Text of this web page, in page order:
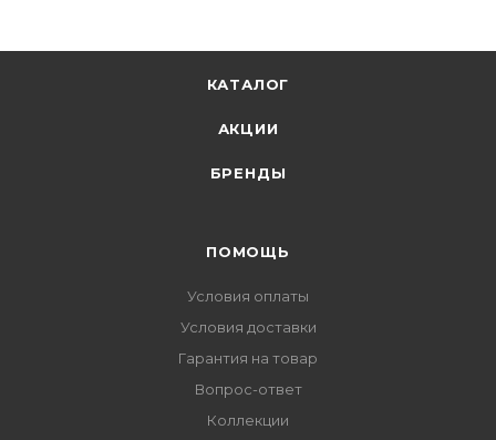
КАТАЛОГ
АКЦИИ
БРЕНДЫ
ПОМОЩЬ
Условия оплаты
Условия доставки
Гарантия на товар
Вопрос-ответ
Коллекции